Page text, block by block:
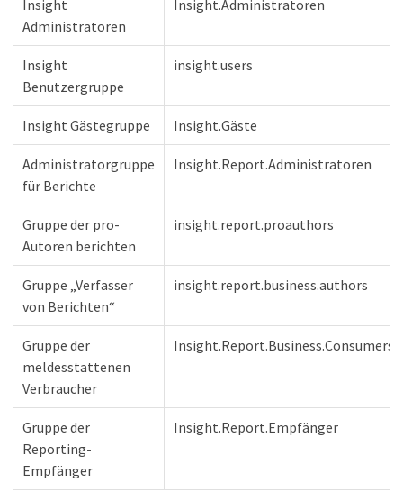
Insight
Administratoren
Insight.Administratoren
Insight
Benutzergruppe
insight.users
Insight Gästegruppe Insight.Gäste
Administratorgruppe
für Berichte
Insight.Report.Administratoren
Gruppe der pro-
Autoren berichten
insight.report.proauthors
Gruppe „Verfasser
von Berichten“
insight.report.business.authors
Gruppe der
meldesstattenen
Verbraucher
Insight.Report.Business.Consumers
Gruppe der
Reporting-
Empfänger
Insight.Report.Empfänger